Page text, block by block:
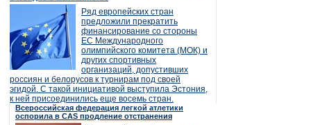
Ряд европейских стран
предложили прекратить
финансирование со стороны
ЕС Международного
олимпийского комитета (МОК) и
других спортивных
организаций, допустивших
россиян и белорусов к турнирам под своей
эгидой. С такой инициативой выступила Эстония,
к ней присоединились еще восемь стран.
Всероссийская федерация легкой атлетики
оспорила в CAS продление отстранения